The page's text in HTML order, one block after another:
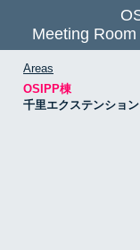
Meeting
Areas
OSIPP棟
千里エクステンション